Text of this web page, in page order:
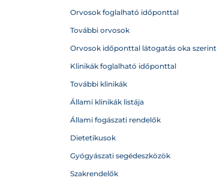
Orvosok foglalható időponttal
További orvosok
Orvosok időponttal látogatás oka szerint
Klinikák foglalható időponttal
További klinikák
Állami klinikák listája
Állami fogászati rendelők
Dietetikusok
Gyógyászati segédeszközök
Szakrendelők